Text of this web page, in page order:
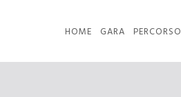
HOME GARA PERCORSO